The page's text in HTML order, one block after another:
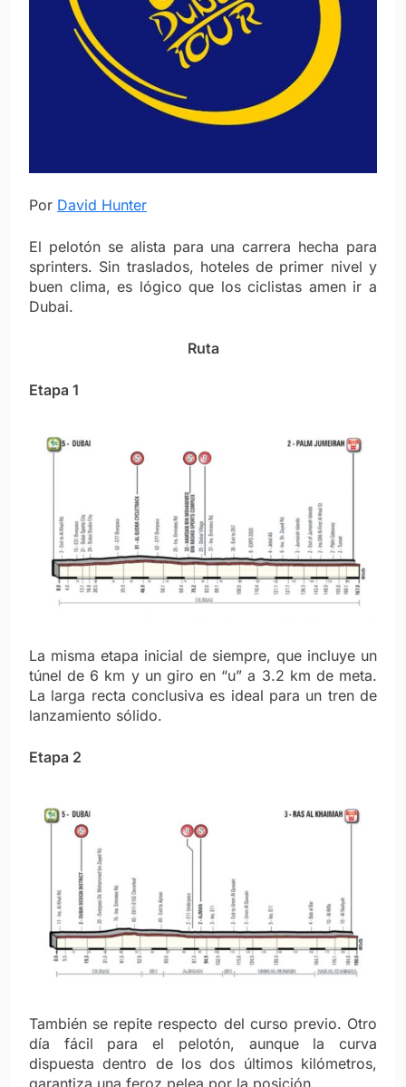
Por David Hunter
El pelotón se alista para una carrera hecha para
sprinters. Sin traslados, hoteles de primer nivel y
buen clima, es lógico que los ciclistas amen ir a
Dubai.
Ruta
Etapa 1
La misma etapa inicial de siempre, que incluye un
túnel de 6 km y un giro en “u” a 3.2 km de meta.
La larga recta conclusiva es ideal para un tren de
lanzamiento sólido.
Etapa 2
También se repite respecto del curso previo. Otro
día fácil para el pelotón, aunque la curva
dispuesta dentro de los dos últimos kilómetros,